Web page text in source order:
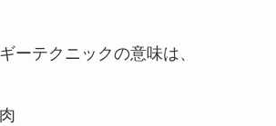
ーテクニックの意味は、